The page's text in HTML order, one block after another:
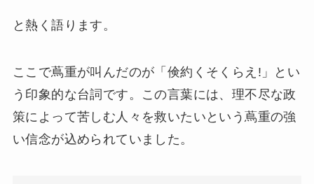
と熱く語ります。
ここで蔦重が叫んだのが「倹約くそくらえ!」とい
う印象的な台詞です。この言葉には、理不尽な政
策によって苦しむ人々を救いたいという蔦重の強
い信念が込められていました。